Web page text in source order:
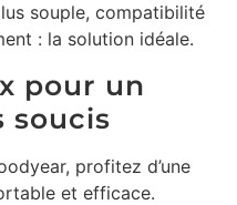
souple, compatibilité
: la solution idéale.
pour un
soucis
profitez d’une
et efficace.